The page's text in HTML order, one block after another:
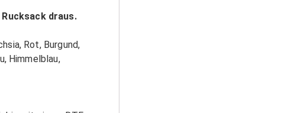
draus.
Rot, Burgund,
Himmelblau,